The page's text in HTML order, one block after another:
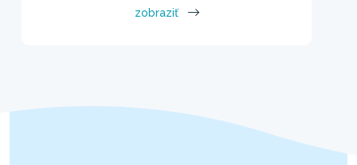
zobraziť